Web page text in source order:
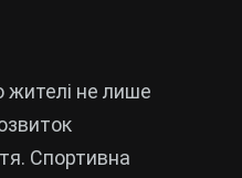
жителі не лише
Спортивна